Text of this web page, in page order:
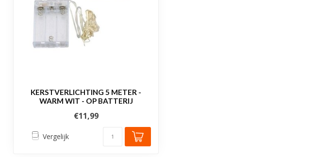
KERSTVERLICHTING 5 METER -
WARM WIT - OP BATTERIJ
€11,99
Vergelijk